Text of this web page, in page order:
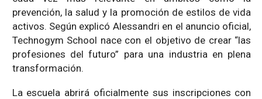
prevención, la salud y la promoción de estilos de vida
activos. Según explicó Alessandri en el anuncio oficial,
Technogym School nace con el objetivo de crear “las
profesiones del futuro” para una industria en plena
transformación.
La escuela abrirá oficialmente sus inscripciones con